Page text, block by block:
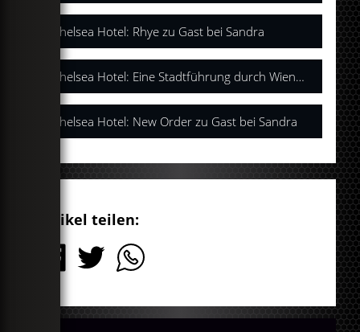
Chelsea Hotel: Rhye zu Gast bei Sandra
Chelsea Hotel: Eine Stadtführung durch Wien mit Cari Cari und Sandra
Chelsea Hotel: New Order zu Gast bei Sandra
Artikel teilen: